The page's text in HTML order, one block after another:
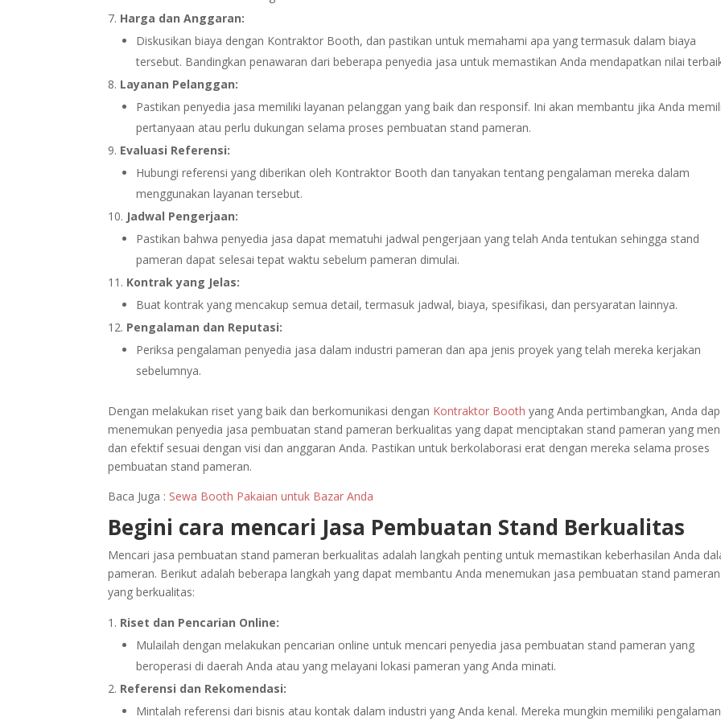
Harga dan Anggaran:
Diskusikan biaya dengan Kontraktor Booth, dan pastikan untuk memahami apa yang termasuk dalam biaya
tersebut. Bandingkan penawaran dari beberapa penyedia jasa untuk memastikan Anda mendapatkan nilai
Layanan Pelanggan:
Pastikan penyedia jasa memiliki layanan pelanggan yang baik dan responsif. Ini akan membantu jika Anda
pertanyaan atau perlu dukungan selama proses pembuatan stand pameran.
Evaluasi Referensi:
Hubungi referensi yang diberikan oleh Kontraktor Booth dan tanyakan tentang pengalaman mereka dalam
menggunakan layanan tersebut.
Jadwal Pengerjaan:
Pastikan bahwa penyedia jasa dapat mematuhi jadwal pengerjaan yang telah Anda tentukan sehingga stand
pameran dapat selesai tepat waktu sebelum pameran dimulai.
Kontrak yang Jelas:
Buat kontrak yang mencakup semua detail, termasuk jadwal, biaya, spesifikasi, dan persyaratan lainnya.
Pengalaman dan Reputasi:
Periksa pengalaman penyedia jasa dalam industri pameran dan apa jenis proyek yang telah mereka kerjakan
sebelumnya.
Dengan melakukan riset yang baik dan berkomunikasi dengan Kontraktor Booth yang Anda pertimbangkan, Anda
menemukan penyedia jasa pembuatan stand pameran berkualitas yang dapat menciptakan stand pameran yang
dan efektif sesuai dengan visi dan anggaran Anda. Pastikan untuk berkolaborasi erat dengan mereka selama proses
pembuatan stand pameran.
Baca Juga : Sewa Booth Pakaian untuk Bazar Anda
Begini cara mencari Jasa Pembuatan Stand Berkualitas
Mencari jasa pembuatan stand pameran berkualitas adalah langkah penting untuk memastikan keberhasilan Anda
pameran. Berikut adalah beberapa langkah yang dapat membantu Anda menemukan jasa pembuatan stand pameran
yang berkualitas:
Riset dan Pencarian Online:
Mulailah dengan melakukan pencarian online untuk mencari penyedia jasa pembuatan stand pameran yang
beroperasi di daerah Anda atau yang melayani lokasi pameran yang Anda minati.
Referensi dan Rekomendasi:
Mintalah referensi dari bisnis atau kontak dalam industri yang Anda kenal. Mereka mungkin memiliki pengalaman